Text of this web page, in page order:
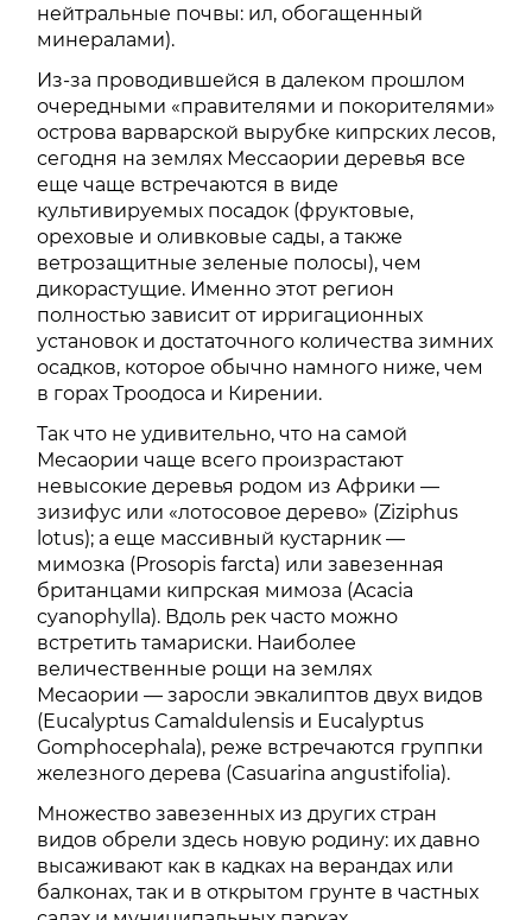
нейтральные почвы: ил, обогащенный
минералами).
Из-за проводившейся в далеком прошлом
очередными «правителями и покорителями»
острова варварской вырубке кипрских лесов,
сегодня на землях Мессаории деревья все
еще чаще встречаются в виде
культивируемых посадок (фруктовые,
ореховые и оливковые сады, а также
ветрозащитные зеленые полосы), чем
дикорастущие. Именно этот регион
полностью зависит от ирригационных
установок и достаточного количества зимних
осадков, которое обычно намного ниже, чем
в горах Троодоса и Кирении.
Так что не удивительно, что на самой
Месаории чаще всего произрастают
невысокие деревья родом из Африки —
зизифус или «лотосовое дерево» (Ziziphus
lotus); а еще массивный кустарник —
мимозка (Prosopis farcta) или завезенная
британцами кипрская мимоза (Acacia
cyanophylla). Вдоль рек часто можно
встретить тамариски. Наиболее
величественные рощи на землях
Месаории — заросли эвкалиптов двух видов
(Eucalyptus Camaldulensis и Eucalyptus
Gomphocephala), реже встречаются группки
железного дерева (Casuarina angustifolia).
Множество завезенных из других стран
видов обрели здесь новую родину: их давно
высаживают как в кадках на верандах или
балконах, так и в открытом грунте в частных